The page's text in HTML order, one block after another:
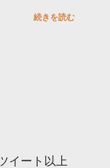
続きを読む
イート以上